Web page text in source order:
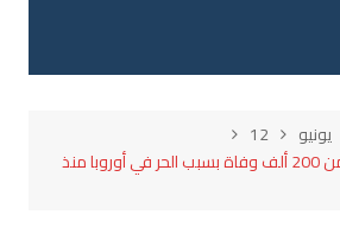
يونيو
12
الصحة العالمية: أكثر من 200 ألف وفاة بسبب الحر في أوروبا منذ